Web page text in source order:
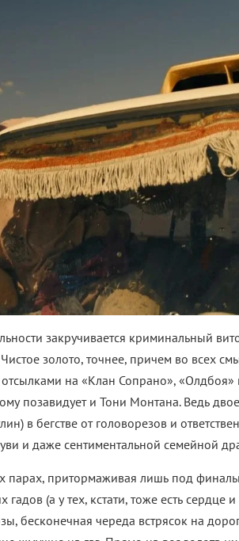
закручивается криминальный
золото, точнее, причем во всех
на «Клан Сопрано»,
позавидует и Тони Монтана. Ведь
в бегстве от головорезов и
и даже сентиментальной семейной
парах, притормаживая лишь под
гадов (а у тех, кстати, тоже есть
бесконечная череда встрясок на